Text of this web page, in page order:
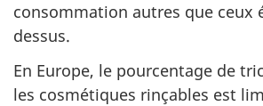
consommation autres que ceux
dessus.
En Europe, le pourcentage de
les cosmétiques rinçables est